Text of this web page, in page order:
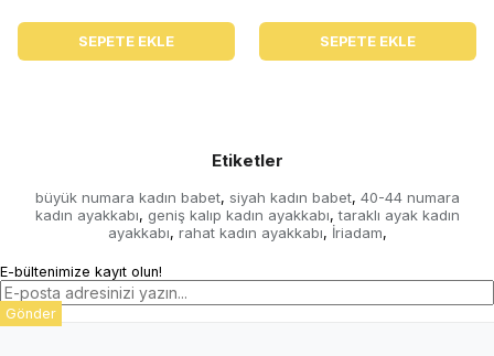
SEPETE EKLE SEPETE EKLE
Etiketler
büyük numara kadın babet, siyah kadın babet, 40-44 numara
kadın ayakkabı, geniş kalıp kadın ayakkabı, taraklı ayak kadın
ayakkabı, rahat kadın ayakkabı, İriadam,
E-bültenimize kayıt olun!
Gönder